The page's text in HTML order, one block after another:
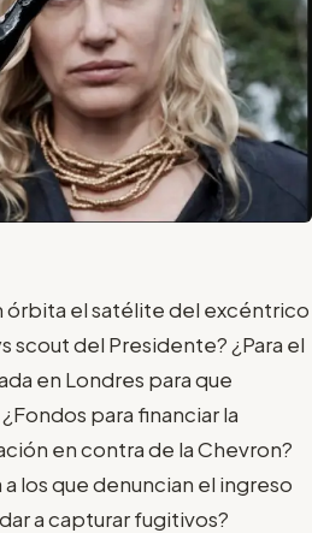
órbita el satélite del excéntrico
scout del Presidente? ¿Para el
en Londres para que
para financiar la
en contra de la Chevron?
los que denuncian el ingreso
a capturar fugitivos?